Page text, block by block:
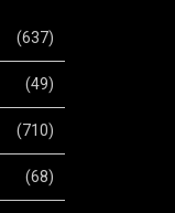
(637)
(49)
(710)
(68)